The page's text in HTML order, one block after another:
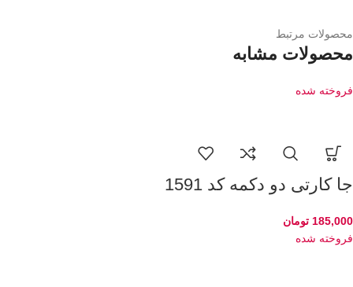
محصولات مرتبط
محصولات مشابه
فروخته شده
جا کارتی دو دکمه کد 1591
185,000 تومان
فروخته شده